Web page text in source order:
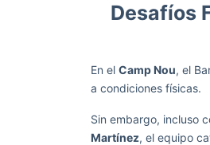
Desafíos
En el Camp Nou, el
a condiciones físicas.
Sin embargo, incluso
Martínez, el equipo